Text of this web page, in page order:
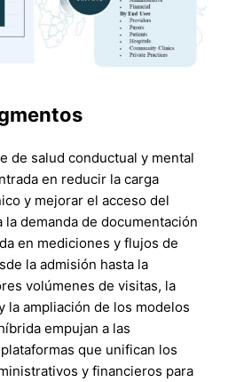
de salud conductual y mental
en reducir la carga
y mejorar el acceso del
demanda de documentación
en mediciones y flujos de
la admisión hasta la
volúmenes de visitas, la
la ampliación de los modelos
empujan a las
que unifican los
y financieros para